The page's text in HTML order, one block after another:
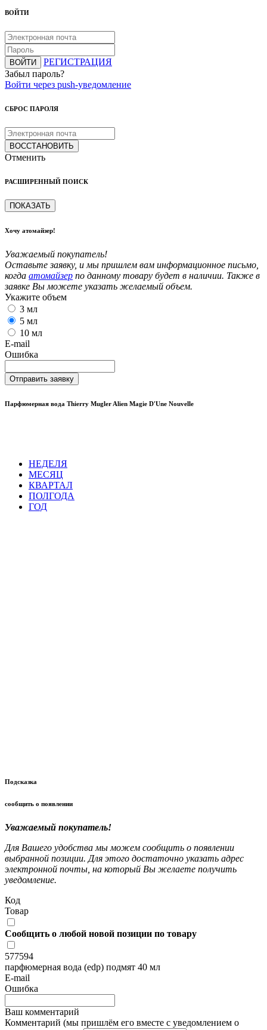
ВОЙТИ
ВОЙТИ
РЕГИСТРАЦИЯ
Забыл пароль?
Войти через push-уведомление
СБРОС ПАРОЛЯ
ВОССТАНОВИТЬ
Отменить
РАСШИРЕННЫЙ ПОИСК
ПОКАЗАТЬ
Хочу атомайзер!
Уважаемый покупатель!
Оставьте заявку, и мы пришлем вам информационное письмо,
когда атомайзер по данному товару будет в наличии. Также в
заявке Вы можете указать желаемый объем.
Укажите объем
3 мл
5 мл
10 мл
E-mail
Ошибка
Отправить заявку
Парфюмерная вода Thierry Mugler Alien Magie D'Une Nouvelle
НЕДЕЛЯ
МЕСЯЦ
КВАРТАЛ
ПОЛГОДА
ГОД
Подсказка
сообщить о появлении
Уважаемый покупатель!
Для Вашего удобства мы можем сообщить о появлении
выбранной позиции. Для этого достаточно указать адрес
электронной почты, на который Вы желаете получить
уведомление.
Код
Товар
Сообщить о любой новой позиции по товару
577594
парфюмерная вода (edp) подмят 40 мл
E-mail
Ошибка
Ваш комментарий
Комментарий (мы пришлём его вместе с уведомлением о